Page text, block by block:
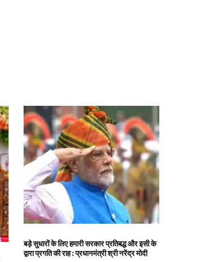
बड़े सुधारों के लिए हमारी सरकार प्रतिबद्ध और इसी के
द्वारा प्रगति की राह : प्रधानमंत्री श्री नरेंद्र मोदी